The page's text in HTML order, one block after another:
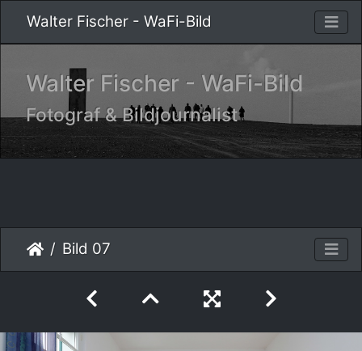
Walter Fischer - WaFi-Bild
Walter Fischer - WaFi-Bild
Fotograf & Bildjournalist
Bild 07